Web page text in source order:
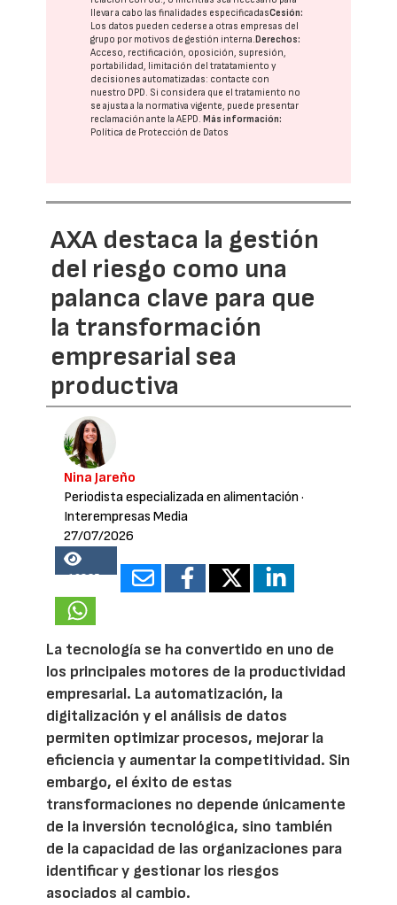
llevar a cabo las finalidades especificadasCesión:
Los datos pueden cederse a otras empresas del
grupo por motivos de gestión interna. Derechos:
Acceso, rectificación, oposición, supresión,
portabilidad, limitación del tratatamiento y
decisiones automatizadas: contacte con
nuestro DPD. Si considera que el tratamiento no
se ajusta a la normativa vigente, puede presentar
reclamación ante laAEPD. Más información:
Política de Protección de Datos
AXA destaca la gestión
del riesgo como una
palanca clave para que
la transformación
empresarial sea
productiva
Nina Jareño
Periodista especializada en alimentación ·
Interempresas Media
27/07/2026
16835
La tecnología se ha convertido en uno de
los principales motores de la productividad
empresarial. La automatización, la
digitalización y el análisis de datos
permiten optimizar procesos, mejorar la
eficiencia y aumentar la competitividad. Sin
embargo, el éxito de estas
transformaciones no depende únicamente
de la inversión tecnológica, sino también
de la capacidad de las organizaciones para
identificar y gestionar los riesgos
asociados al cambio.